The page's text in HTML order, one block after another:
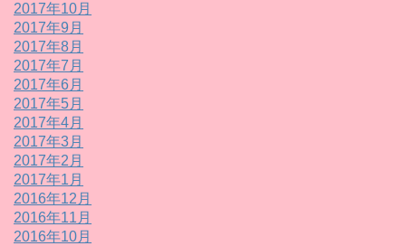
2017年10月
2017年9月
2017年8月
2017年7月
2017年6月
2017年5月
2017年4月
2017年3月
2017年2月
2017年1月
2016年12月
2016年11月
2016年10月